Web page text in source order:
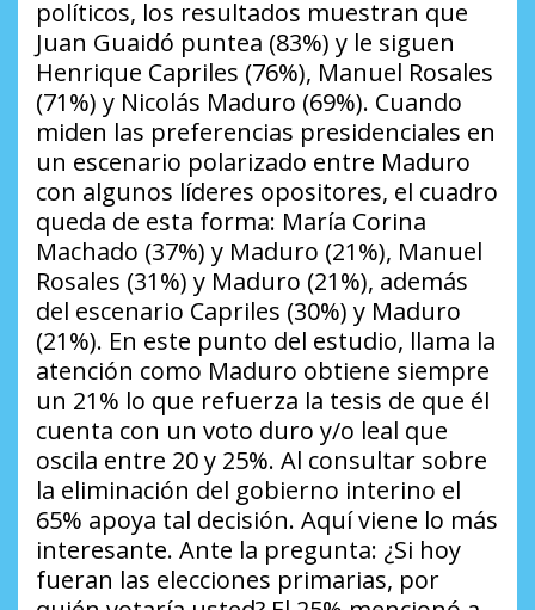
políticos, los resultados muestran que
Juan Guaidó puntea (83%) y le siguen
Henrique Capriles (76%), Manuel Rosales
(71%) y Nicolás Maduro (69%). Cuando
miden las preferencias presidenciales en
un escenario polarizado entre Maduro
con algunos líderes opositores, el cuadro
queda de esta forma: María Corina
Machado (37%) y Maduro (21%), Manuel
Rosales (31%) y Maduro (21%), además
del escenario Capriles (30%) y Maduro
(21%). En este punto del estudio, llama la
atención como Maduro obtiene siempre
un 21% lo que refuerza la tesis de que él
cuenta con un voto duro y/o leal que
oscila entre 20 y 25%. Al consultar sobre
la eliminación del gobierno interino el
65% apoya tal decisión. Aquí viene lo más
interesante. Ante la pregunta: ¿Si hoy
fueran las elecciones primarias, por